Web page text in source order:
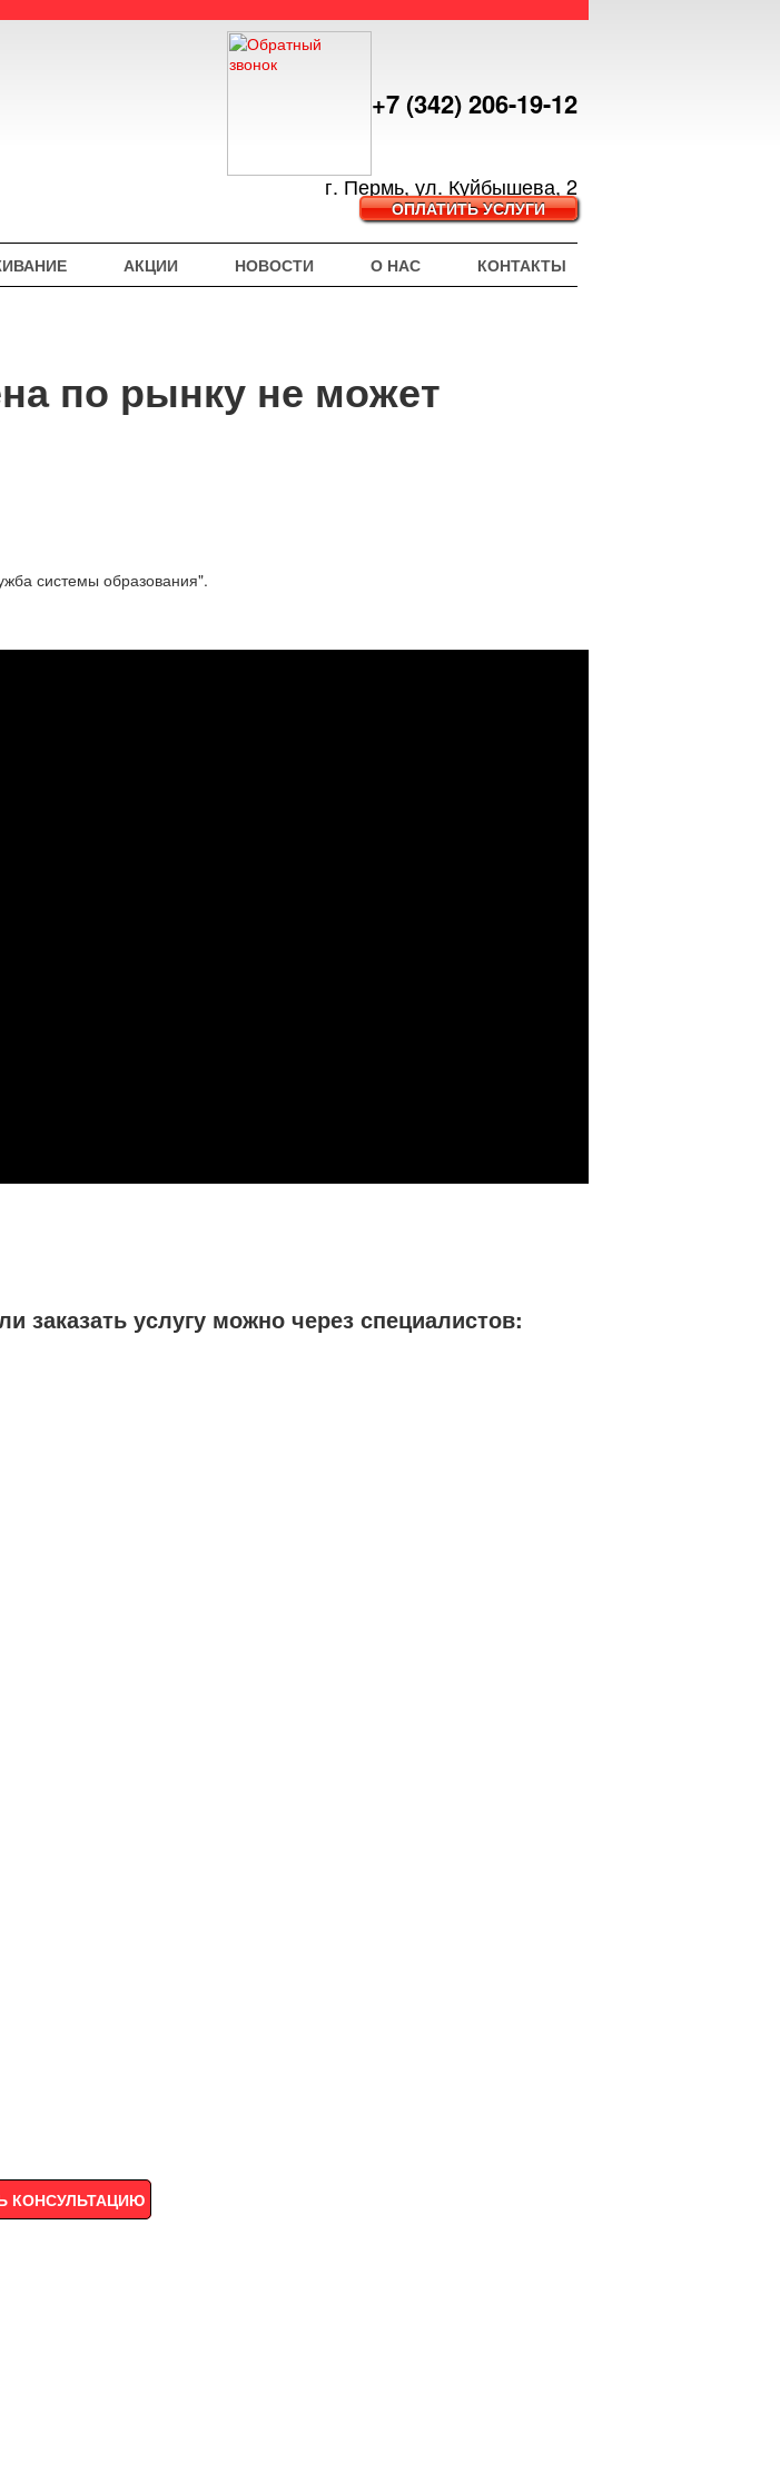
+7 (342) 206-19-12
г. Пермь, ул. Куйбышева, 2
ОПЛАТИТЬ УСЛУГИ
АКЦИИ НОВОСТИ О НАС КОНТАКТЫ
по рынку не может
системы образования".
заказать услугу можно через специалистов:
КОНСУЛЬТАЦИЮ